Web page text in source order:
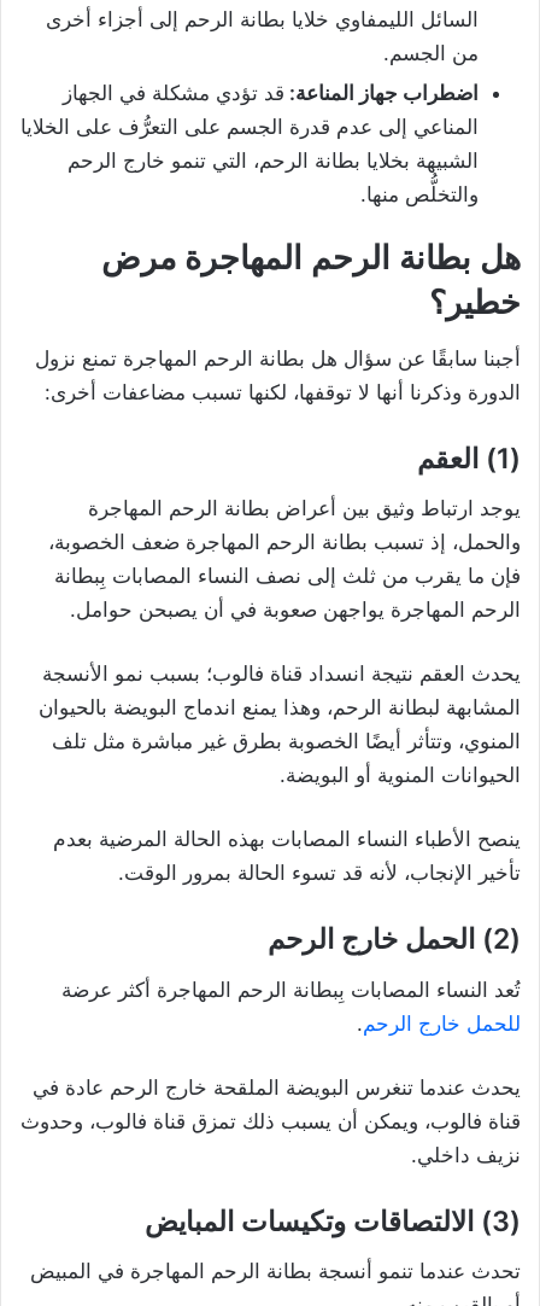
السائل الليمفاوي خلايا بطانة الرحم إلى أجزاء أخرى
من الجسم.
اضطراب جهاز المناعة: قد تؤدي مشكلة في الجهاز
المناعي إلى عدم قدرة الجسم على التعرُّف على الخلايا
الشبيهة بخلايا بطانة الرحم، التي تنمو خارج الرحم
والتخلُّص منها.
هل بطانة الرحم المهاجرة مرض
خطير ؟
أجبنا سابقًا عن سؤال هل بطانة الرحم المهاجرة تمنع نزول
الدورة وذكرنا أنها لا توقفها، لكنها تسبب مضاعفات أخرى:
(1) العقم
يوجد ارتباط وثيق بين أعراض بطانة الرحم المهاجرة
والحمل، إذ تسبب بطانة الرحم المهاجرة ضعف الخصوبة،
فإن ما يقرب من ثلث إلى نصف النساء المصابات بِبطانة
الرحم المهاجرة يواجهن صعوبة في أن يصبحن حوامل.
يحدث العقم نتيجة انسداد قناة فالوب؛ بسبب نمو الأنسجة
المشابهة لبطانة الرحم، وهذا يمنع اندماج البويضة بالحيوان
المنوي، وتتأثر أيضًا الخصوبة بطرق غير مباشرة مثل تلف
الحيوانات المنوية أو البويضة.
ينصح الأطباء النساء المصابات بهذه الحالة المرضية بعدم
تأخير الإنجاب، لأنه قد تسوء الحالة بمرور الوقت.
(2) الحمل خارج الرحم
تُعد النساء المصابات بِبطانة الرحم المهاجرة أكثر عرضة
للحمل خارج الرحم.
يحدث عندما تنغرس البويضة الملقحة خارج الرحم عادة في
قناة فالوب، ويمكن أن يسبب ذلك تمزق قناة فالوب، وحدوث
نزيف داخلي.
(3) الالتصاقات وتكيسات المبايض
تحدث عندما تنمو أنسجة بطانة الرحم المهاجرة في المبيض